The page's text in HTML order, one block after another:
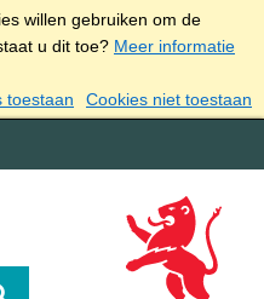
willen gebruiken om de
u dit toe? Meer informatie
toestaan
Cookies niet toestaan